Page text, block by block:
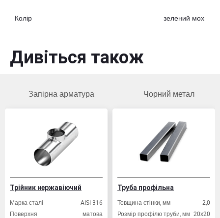
Колір зелений мох
Дивіться також
Запірна арматура
Трійник нержавіючий
Марка сталі
AISI 316
Поверхня
матова
Чорний метал
Труба профільна
Товщина стінки, мм
2,0
Розмір профілю труби, мм 20х20